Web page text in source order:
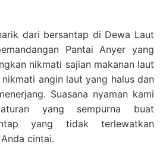
dari bersantap di Dewa Laut
Pantai Anyer yang
nikmati sajian makanan laut
angin laut yang halus dan
Suasana nyaman kami
yang sempurna buat
yang tidak terlewatkan
cintai.